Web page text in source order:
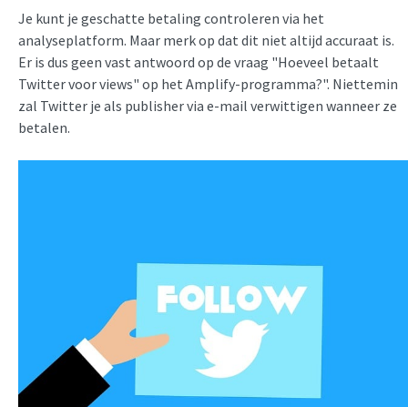
Je kunt je geschatte betaling controleren via het
analyseplatform. Maar merk op dat dit niet altijd accuraat is.
Er is dus geen vast antwoord op de vraag "Hoeveel betaalt
Twitter voor views" op het Amplify-programma?". Niettemin
zal Twitter je als publisher via e-mail verwittigen wanneer ze
betalen.